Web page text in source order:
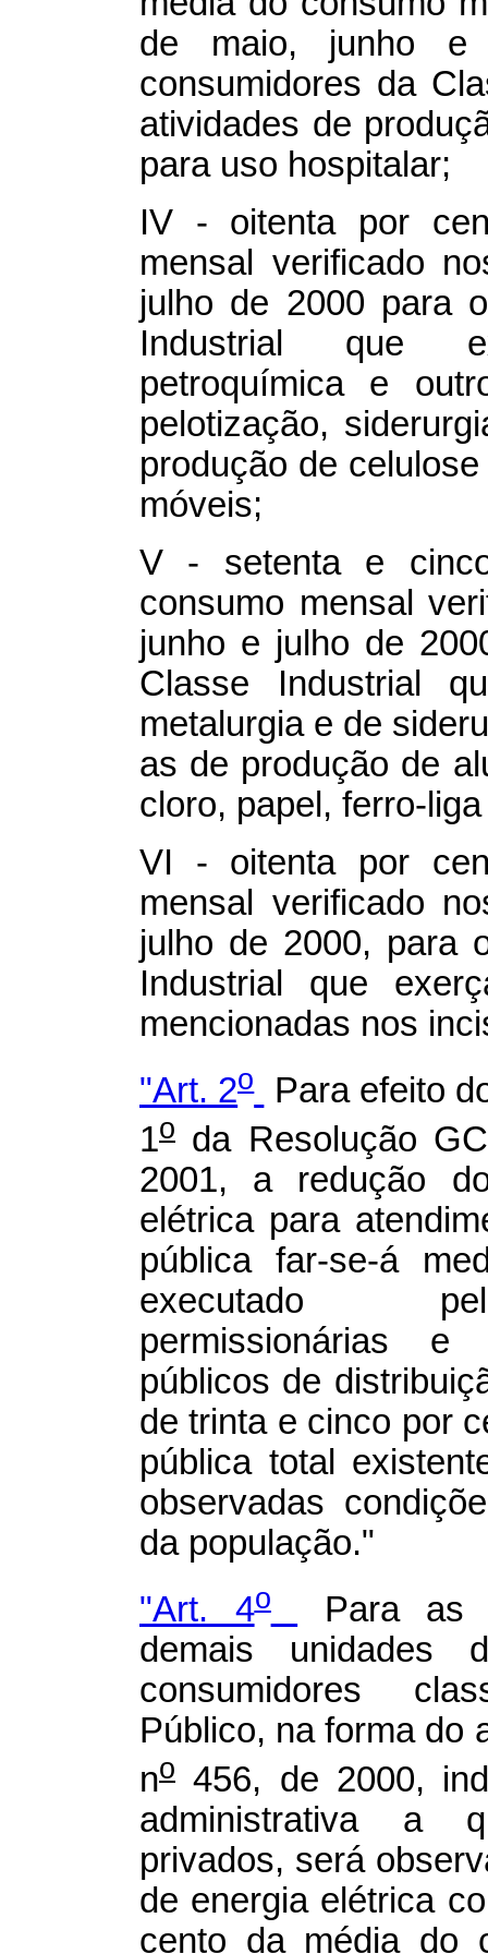
de maio, junho
consumidores da
atividades de
para uso hospitalar;
IV - oitenta por
mensal verificado
julho de 2000 para
Industrial que
petroquímica e
pelotização,
produção de
móveis;
V - setenta e
consumo mensal
junho e julho de
Classe Industrial
metalurgia e de
as de produção de
cloro, papel, ferro-
VI - oitenta por
mensal verificado
julho de 2000, para
Industrial que
mencionadas nos
"Art. 2o
Para efeito
1o da Resolução
2001, a redução
elétrica para
pública far-se-á
executado
permissionárias e
públicos de
de trinta e cinco por
pública total
observadas
da população."
"Art. 4o
Para as
demais
consumidores
Público, na forma do
no 456, de 2000,
administrativa a
privados, será
de energia elétrica
cento da média do